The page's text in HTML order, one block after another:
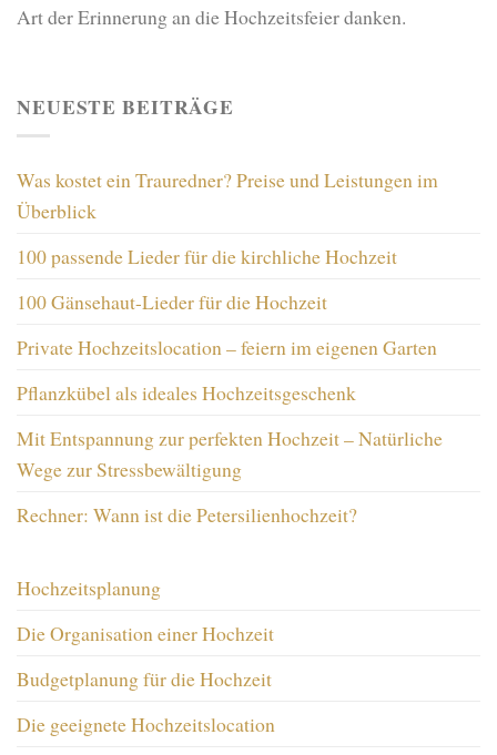
Art der Erinnerung an die Hochzeitsfeier danken.
NEUESTE BEITRÄGE
Was kostet ein Trauredner? Preise und Leistungen im
Überblick
100 passende Lieder für die kirchliche Hochzeit
100 Gänsehaut-Lieder für die Hochzeit
Private Hochzeitslocation – feiern im eigenen Garten
Pflanzkübel als ideales Hochzeitsgeschenk
Mit Entspannung zur perfekten Hochzeit – Natürliche
Wege zur Stressbewältigung
Rechner: Wann ist die Petersilienhochzeit?
Hochzeitsplanung
Die Organisation einer Hochzeit
Budgetplanung für die Hochzeit
Die geeignete Hochzeitslocation